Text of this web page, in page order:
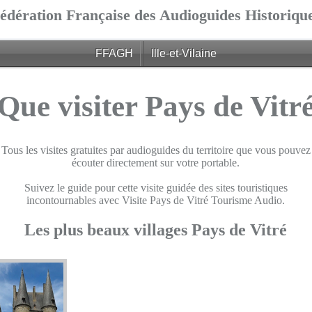
Française des Audioguides
FFAGH Ille-et-Vilaine
visiter Pays de
Tous les visites gratuites par audioguides du territoire que vous pouvez
écouter directement sur votre portable.
Suivez le guide pour cette visite guidée des sites touristiques
incontournables avec Visite Pays de Vitré Tourisme Audio.
Les plus beaux villages Pays de Vitré